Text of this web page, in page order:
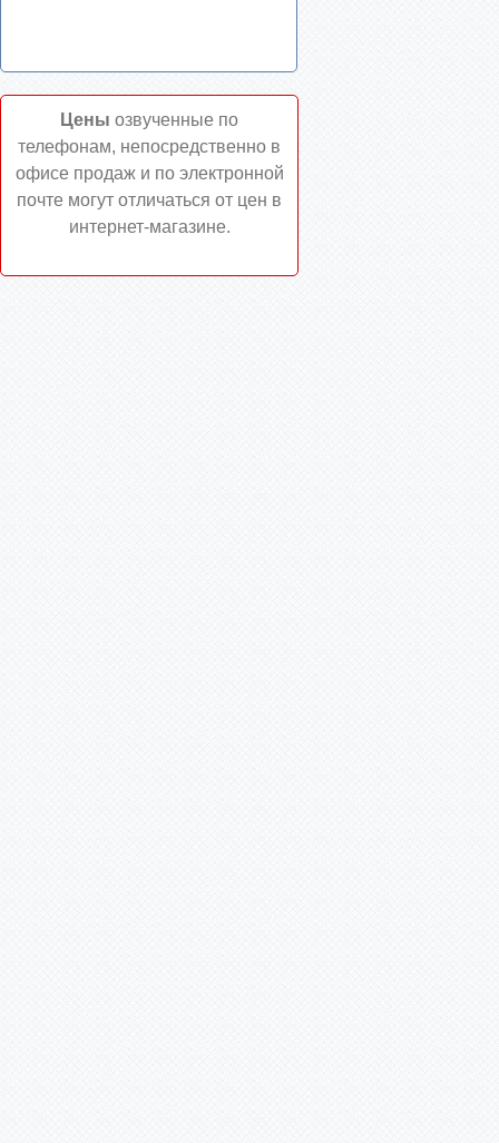
Цены озвученные по
телефонам, непосредственно в
офисе продаж и по электронной
почте могут отличаться от цен в
интернет-магазине.